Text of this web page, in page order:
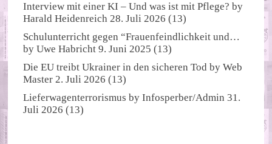
Interview mit einer KI – Und was ist mit Pflege? by
Harald Heidenreich 28. Juli 2026 (13)
Schulunterricht gegen “Frauenfeindlichkeit und…
byUwe Habricht 9. Juni 2025 (13)
Die EU treibt Ukrainer in den sicheren Tod byWeb
Master 2. Juli 2026 (13)
Lieferwagenterrorismus byInfosperber/Admin 31.
Juli 2026 (13)